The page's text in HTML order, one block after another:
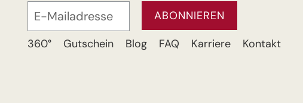
360° Gutschein Blog FAQ Karriere Kontakt